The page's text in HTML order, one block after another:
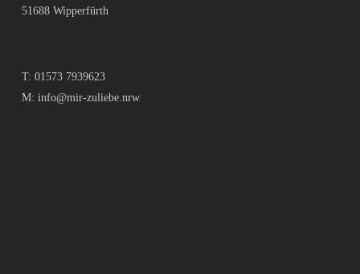
51688 Wipperfürth
T: 01573 7939623
M: info@mir-zuliebe.nrw